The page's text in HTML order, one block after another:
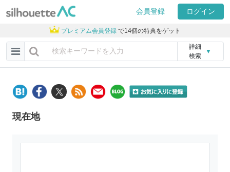
会員登録 ログイン
プレミアム会員登録 で14個の特典をゲット
詳細
検索
▼
現在地